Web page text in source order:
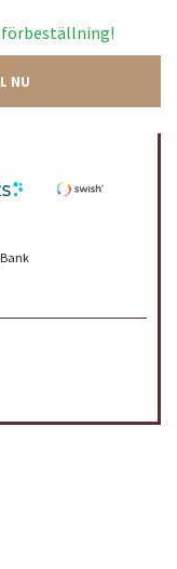
förbeställning!
NU